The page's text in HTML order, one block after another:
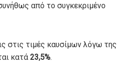
από το συγκεκριμένο
στις τιμές καυσίμων λόγω της
κατά 23,5%.